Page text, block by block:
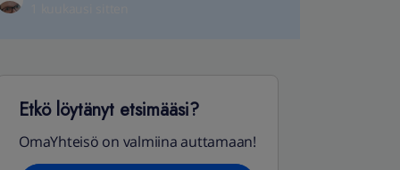
Etkö löytänyt etsimääsi?
OmaYhteisö on valmiina auttamaan!